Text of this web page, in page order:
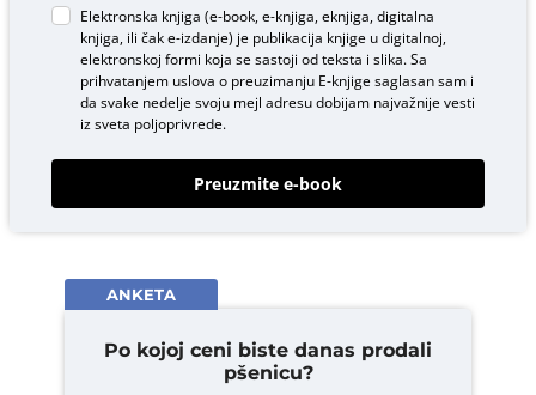
Elektronska knjiga (e-book, e-knjiga, eknjiga, digitalna
knjiga, ili čak e-izdanje) je publikacija knjige u digitalnoj,
elektronskoj formi koja se sastoji od teksta i slika. Sa
prihvatanjem uslova o preuzimanju E-knjigesaglasan sam i
da svake nedelje svoju mejl adresu dobijam najvažnije vesti
iz sveta poljoprivrede.
Preuzmite e-book
ANKETA
Po kojoj ceni biste danas prodali
pšenicu?